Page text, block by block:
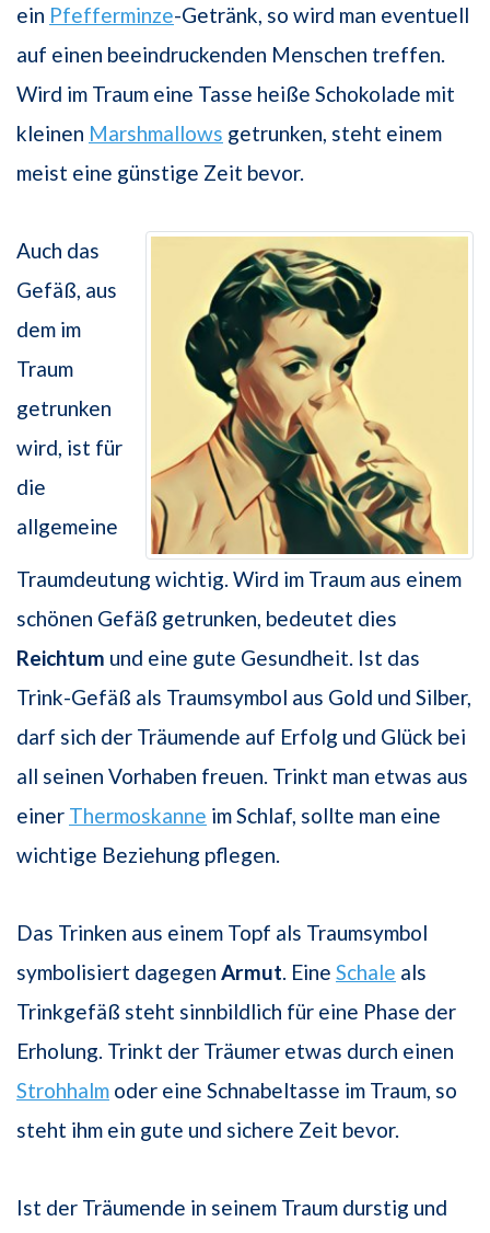
ein Pfefferminze-Getränk, so wird man eventuell
auf einen beeindruckenden Menschen treffen.
Wird im Traum eine Tasse heiße Schokolade mit
kleinen Marshmallows getrunken, steht einem
meist eine günstige Zeit bevor.
Auch das
Gefäß, aus
dem im
Traum
getrunken
wird, ist für
die
allgemeine
Traumdeutung wichtig. Wird im Traum aus einem
schönen Gefäß getrunken, bedeutet dies
Reichtum und eine gute Gesundheit. Ist das
Trink-Gefäß als Traumsymbol aus Gold und Silber,
darf sich der Träumende auf Erfolg und Glück bei
all seinen Vorhaben freuen. Trinkt man etwas aus
einer Thermoskanne im Schlaf, sollte man eine
wichtige Beziehung pflegen.
Das Trinken aus einem Topf als Traumsymbol
symbolisiert dagegen Armut. Eine Schale als
Trinkgefäß steht sinnbildlich für eine Phase der
Erholung. Trinkt der Träumer etwas durch einen
Strohhalm oder eine Schnabeltasse im Traum, so
steht ihm ein gute und sichere Zeit bevor.
Ist der Träumende in seinem Traum durstig und